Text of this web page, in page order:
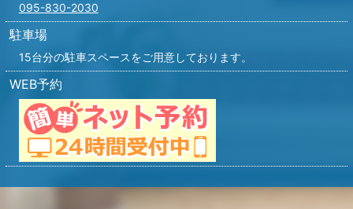
095-830-2030
駐車場
15台分の駐車スペースをご用意しております。
WEB予約